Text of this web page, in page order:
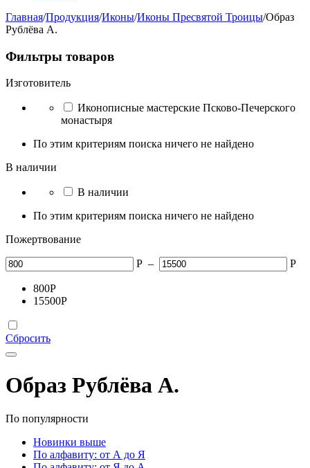
Главная/Продукция/Иконы/Иконы Пресвятой Троицы/Образ
Рублёва А.
Фильтры товаров
Изготовитель
Иконописные мастерские Псково-Печерского
монастыря
По этим критериям поиска ничего не найдено
В наличии
В наличии
По этим критериям поиска ничего не найдено
Пожертвование
Р – Р
800Р
15500Р
Сбросить
Образ Рублёва А.
По популярности
Новинки выше
По алфавиту: от А до Я